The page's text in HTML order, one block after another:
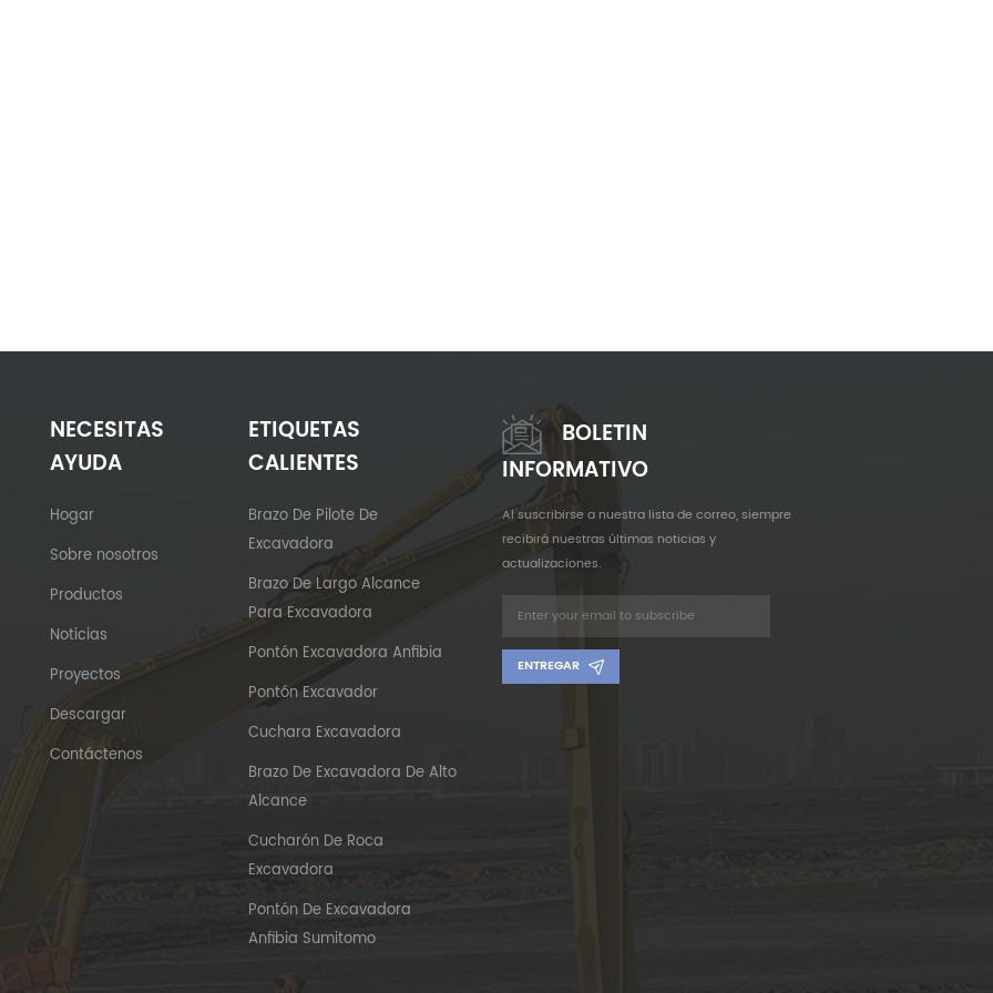
NECESITAS
AYUDA
Hogar
Sobre nosotros
Productos
Noticias
Proyectos
Descargar
Contáctenos
ETIQUETAS
CALIENTES
Brazo De Pilote De
Excavadora
Brazo De Largo Alcance
Para Excavadora
Pontón Excavadora Anfibia
Pontón Excavador
Cuchara Excavadora
Brazo De Excavadora De Alto
Alcance
Cucharón De Roca
Excavadora
Pontón De Excavadora
Anfibia Sumitomo
BOLETIN
INFORMATIVO
Al suscribirse a nuestra lista de correo, siempre
recibirá nuestras últimas noticias y
actualizaciones.
ENTREGAR